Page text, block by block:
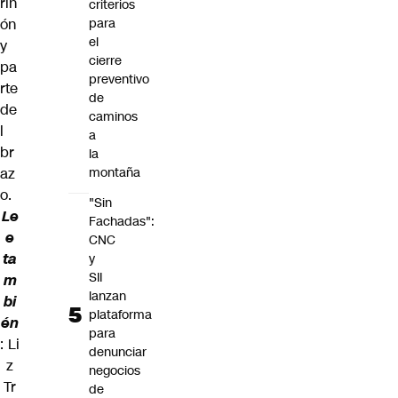
ón
y
pa
rte
de
l
br
az
o.
Le
e
ta
m
bi
én
: Li
z
Tr
criterios
para
el
cierre
preventivo
de
caminos
a
la
montaña
"Sin
Fachadas":
CNC
y
SII
lanzan
plataforma
para
denunciar
negocios
de